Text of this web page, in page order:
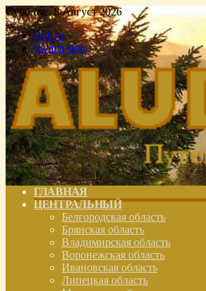
Суббота , 8 Август 2026
Войти
Switch skin
ГЛАВНАЯ
ЦЕНТРАЛЬНЫЙ
Белгородская область
Брянская область
Владимирская область
Воронежская область
Ивановская область
Липецкая область